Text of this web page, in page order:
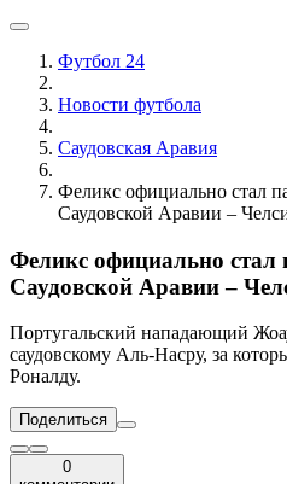
Футбол 24
Новости футбола
Саудовская Аравия
Феликс официально стал
Саудовской Аравии –
Феликс официально стал
Саудовской Аравии –
Португальский нападающий
саудовскому Аль-Насру, за
Роналду.
Поделиться
0